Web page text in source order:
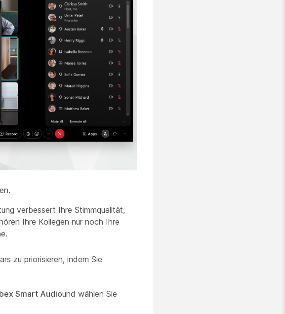
verbessert Ihre Stimmqualität,
Ihre Kollegen nur noch Ihre
zu priorisieren, indem Sie
Smart Audiound wählen Sie